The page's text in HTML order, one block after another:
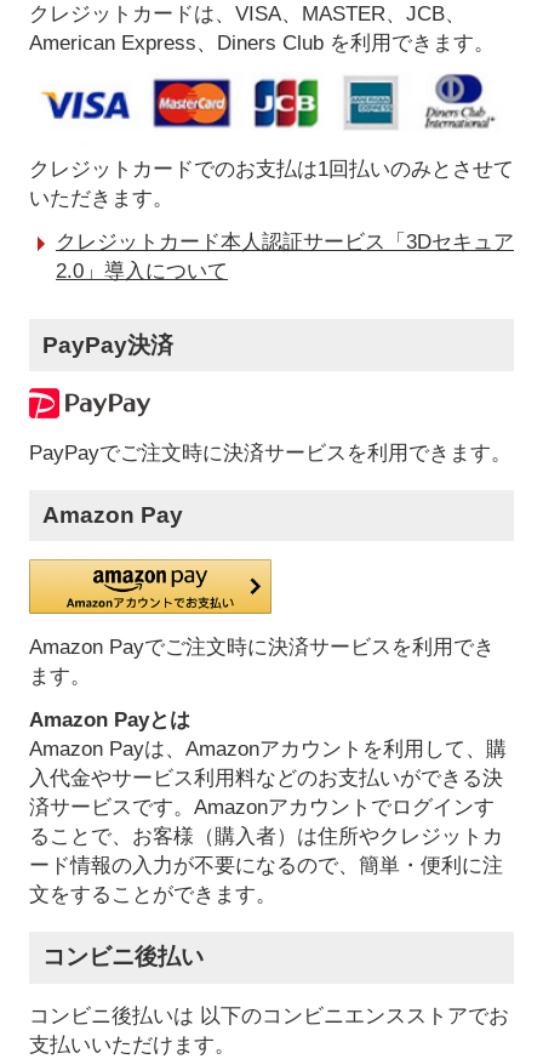
クレジットカードは、VISA、MASTER、JCB、
American Express、Diners Club を利用できます。
クレジットカードでのお支払は1回払いのみとさせて
いただきます。
クレジットカード本人認証サービス「3Dセキュア
2.0」導入について
PayPay決済
PayPayでご注文時に決済サービスを利用できます。
Amazon Pay
Amazon Payでご注文時に決済サービスを利用でき
ます。
Amazon Payとは
Amazon Payは、Amazonアカウントを利用して、購
入代金やサービス利用料などのお支払いができる決
済サービスです。Amazonアカウントでログインす
ることで、お客様（購入者）は住所やクレジットカ
ード情報の入力が不要になるので、簡単・便利に注
文をすることができます。
コンビニ後払い
コンビニ後払いは 以下のコンビニエンスストアでお
支払いいただけます。